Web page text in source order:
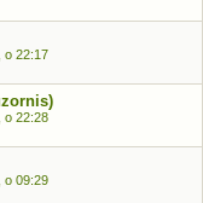
o 22:17
o 22:28
o 09:29